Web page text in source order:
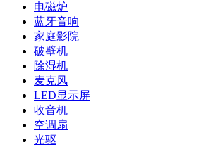
电磁炉
蓝牙音响
家庭影院
破壁机
除湿机
麦克风
LED显示屏
收音机
空调扇
光驱